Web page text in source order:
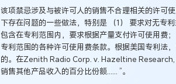
该项禁忌涉及与被许可人的销售不合理相关的许可
下存在问题的一些做法，特别是 （1） 要求对无专
包含在专利范围内，要求根据产量支付许可使用费
专利范围的各种许可使用费条款。根据美国专利法
的。在Zenith Radio Corp. v. Hazeltine Research,
销售其他产品收入的百分比份额...... ”。